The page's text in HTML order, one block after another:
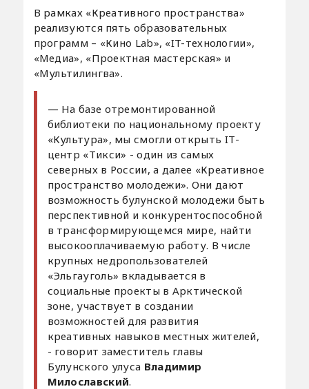
В рамках «Креативного пространства»
реализуются пять образовательных
программ – «Кино Lab», «IT-технологии»,
«Медиа», «Проектная мастерская» и
«Мультилингва».
— На базе отремонтированной
библиотеки по национальному проекту
«Культура», мы смогли открыть IТ-
центр «Тикси» - один из самых
северных в России, а далее «Креативное
пространство молодежи». Они дают
возможность булунской молодежи быть
перспективной и конкурентоспособной
в трансформирующемся мире, найти
высокооплачиваемую работу. В числе
крупных недропользователей
«Эльгауголь» вкладывается в
социальные проекты в Арктической
зоне, участвует в создании
возможностей для развития
креативных навыков местных жителей,
- говорит заместитель главы
Булунского улуса Владимир
Милославский.